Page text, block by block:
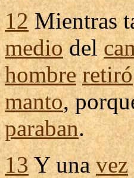
12Mientras
mediodel
hombre retiró
manto,
paraban.
13Y unavez